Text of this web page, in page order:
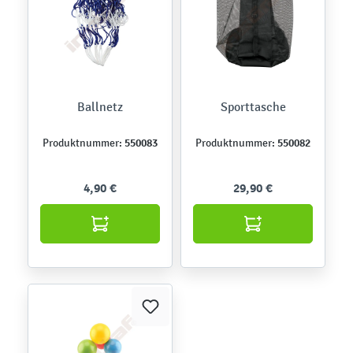
Ballnetz
Produktnummer: 550083
4,90 €
Sporttasche
Produktnummer: 550082
29,90 €